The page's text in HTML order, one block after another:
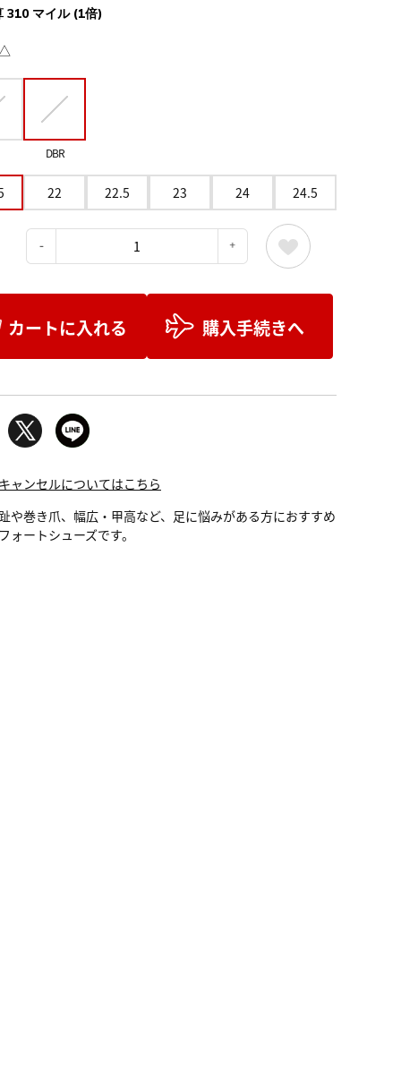
310 マイル (1倍)
DBR
22 22.5 23 24 24.5
カートに入れる 購入手続きへ
ャンセルについてはこちら
や巻き爪、幅広・甲高など、足に悩みがある方におすすめ
ォートシューズです。